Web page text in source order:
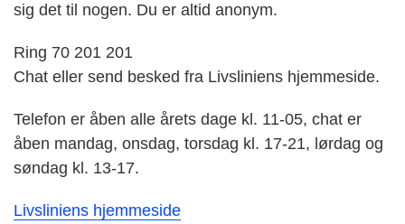
sig det til nogen. Du er altid anonym.
Ring 70 201 201
Chat eller send besked fra Livsliniens hjemmeside.
Telefon er åben alle årets dage kl. 11-05, chat er
åben mandag, onsdag, torsdag kl. 17-21, lørdag og
søndag kl. 13-17.
Livsliniens hjemmeside